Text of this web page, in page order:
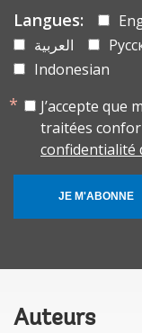
Langues:
العربية
Indonesian
J’accepte que
traitées
confidentialité
JE M'ABONNE
Auteurs